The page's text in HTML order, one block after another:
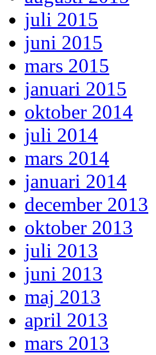
juli 2015
juni 2015
mars 2015
januari 2015
oktober 2014
juli 2014
mars 2014
januari 2014
december 2013
oktober 2013
juli 2013
juni 2013
maj 2013
april 2013
mars 2013